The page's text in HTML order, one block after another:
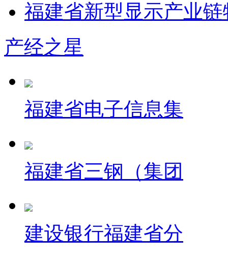
福建省新型显示产业
产经之星
福建省电子信息集
福建省三钢（集团
建设银行福建省分